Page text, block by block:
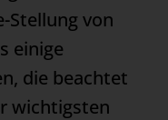
Stellung von
einige
die beachtet
wichtigsten